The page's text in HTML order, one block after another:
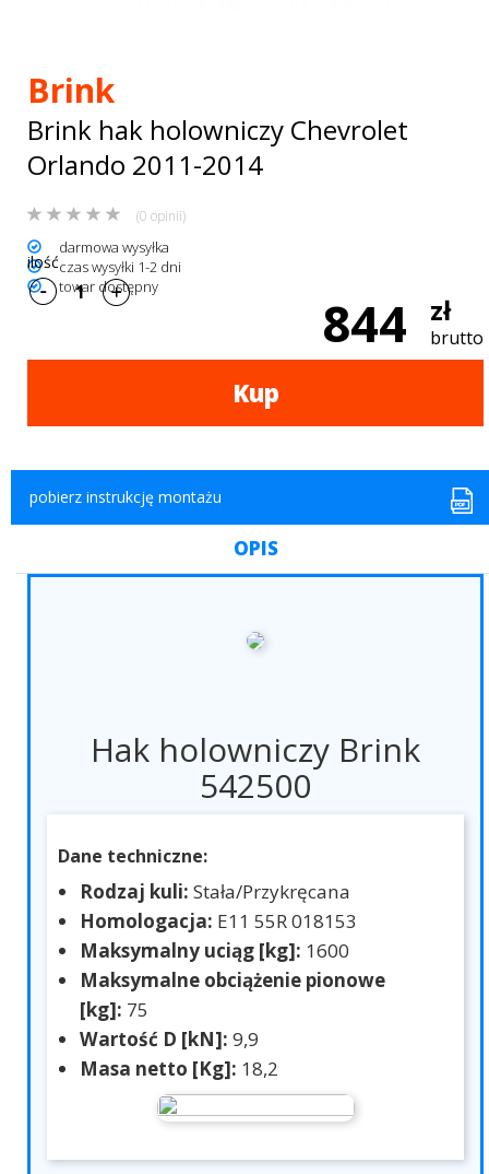
AKCESORIA
SPORTOWE
Przyczepy
samochodowe
Brink
Brink hak holowniczy Chevrolet
Orlando 2011-2014
(0 opinii)
darmowa wysyłka
czas wysyłki 1-2 dni
towar dostępny
844 zł
brutto
ilość
Kup
pobierz instrukcję montażu
OPIS
Hak holowniczy Brink
542500
Dane techniczne:
Rodzaj kuli: Stała/Przykręcana
Homologacja: E11 55R 018153
Maksymalny uciąg [kg]: 1600
Maksymalne obciążenie pionowe
[kg]: 75
Wartość D [kN]: 9,9
Masa netto [Kg]: 18,2